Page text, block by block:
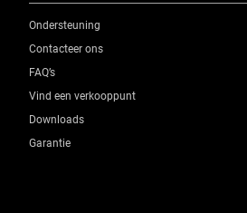
Ondersteuning
Contacteer ons
FAQ’s
Vind een verkooppunt
Downloads
Garantie